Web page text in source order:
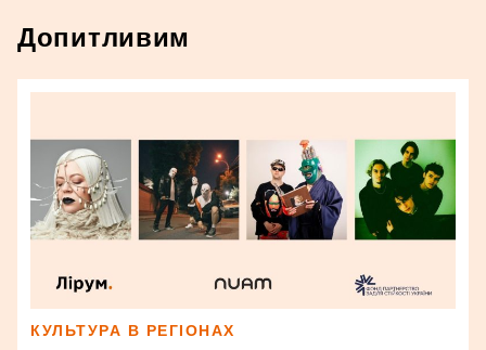
Допитливим
КУЛЬТУРА В РЕГІОНАХ